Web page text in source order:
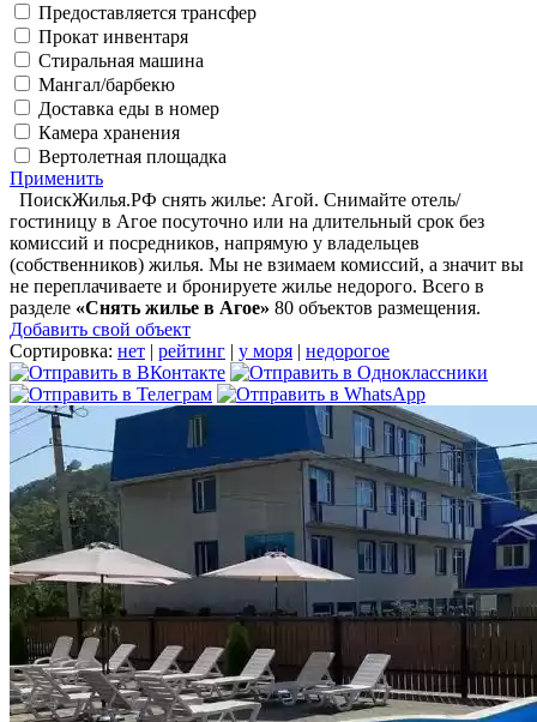
Предоставляется трансфер
Прокат инвентаря
Стиральная машина
Мангал/барбекю
Доставка еды в номер
Камера хранения
Вертолетная площадка
Применить
ПоискЖилья.РФ снять жилье: Агой. Снимайте отель/
гостиницу в Агое посуточно или на длительный срок без
комиссий и посредников, напрямую у владельцев
(собственников) жилья. Мы не взимаем комиссий, а значит вы
не переплачиваете и бронируете жилье недорого. Всего в
разделе «Снять жилье в Агое» 80 объектов размещения.
Добавить свой объект
Сортировка: нет | рейтинг | у моря | недорогое